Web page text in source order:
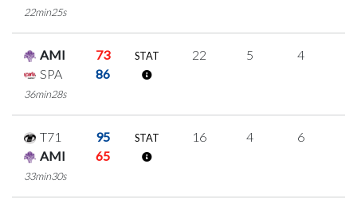
22min25s
AMI
73
SPA
86
36min28s
STAT 22 5 4
T71
95
AMI
65
33min30s
STAT 16 4 6